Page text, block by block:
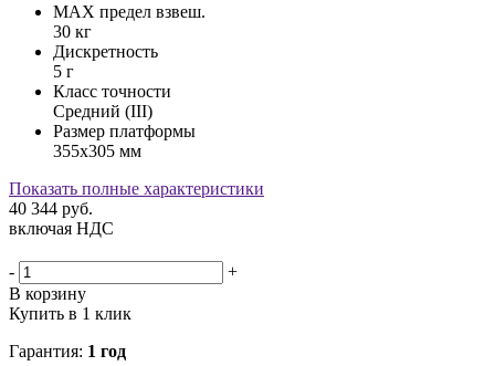
MAX предел взвеш.
30 кг
Дискретность
5 г
Класс точности
Средний (III)
Размер платформы
355х305 мм
Показать полные характеристики
40 344 руб.
включая НДС
-
+
В корзину
Купить в 1 клик
Гарантия: 1 год